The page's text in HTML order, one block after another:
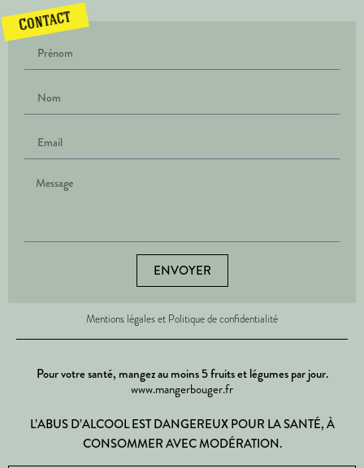
Contact
ENVOYER
Mentions légales et Politique de confidentialité
Pour votre santé, mangez au moins 5 fruits et légumes par jour.
www.mangerbouger.fr
L’ABUS D’ALCOOL EST DANGEREUX POUR LA SANTÉ, À
CONSOMMER AVEC MODÉRATION.